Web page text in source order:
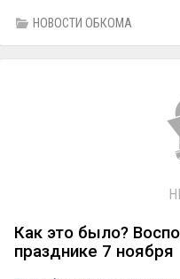
НОВОСТИ ОБКОМА
Как это было?
празднике 7 ноября